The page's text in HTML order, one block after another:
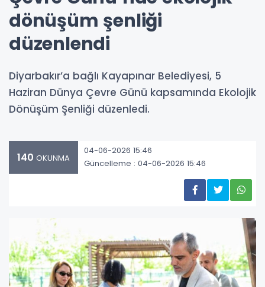
dönüşüm şenliği
düzenlendi
Diyarbakır’a bağlı Kayapınar Belediyesi, 5
Haziran Dünya Çevre Günü kapsamında Ekolojik
Dönüşüm Şenliği düzenledi.
140 OKUNMA
04-06-2026 15:46
Güncelleme : 04-06-2026 15:46